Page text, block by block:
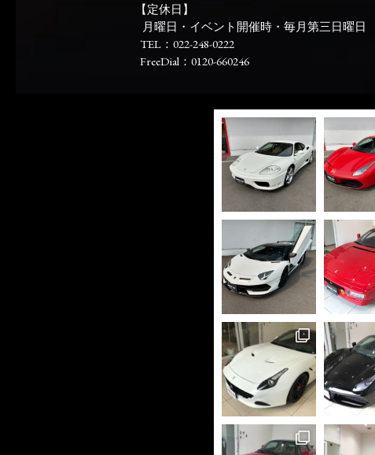
【定休日】
月曜日・イベント開催時・毎月第三日曜日
TEL：022-248-0222
FreeDial：0120-660246